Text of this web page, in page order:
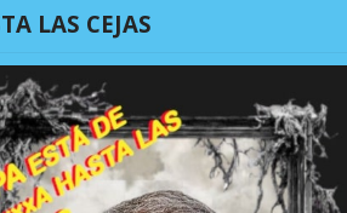
LAS CEJAS